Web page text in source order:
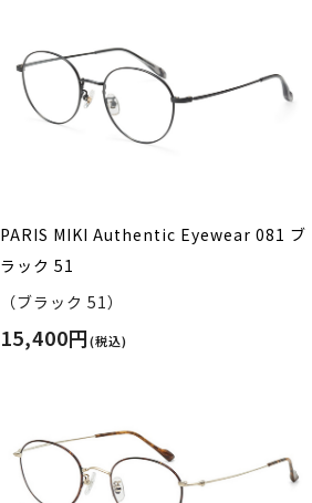
PARIS MIKI Authentic Eyewear 081 ブ
ラック 51
（ブラック 51）
15,400円(税込)